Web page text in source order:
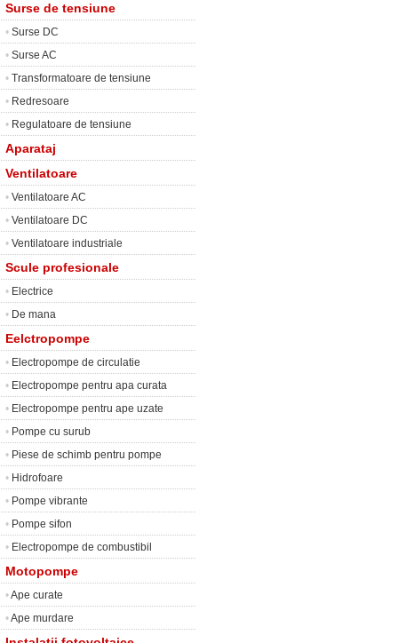
Surse de tensiune
• Surse DC
• Surse AC
• Transformatoare de tensiune
• Redresoare
• Regulatoare de tensiune
Aparataj
Ventilatoare
• Ventilatoare AC
• Ventilatoare DC
• Ventilatoare industriale
Scule profesionale
• Electrice
• De mana
Eelctropompe
• Electropompe de circulatie
• Electropompe pentru apa curata
• Electropompe pentru ape uzate
• Pompe cu surub
• Piese de schimb pentru pompe
• Hidrofoare
• Pompe vibrante
• Pompe sifon
• Electropompe de combustibil
Motopompe
•Ape curate
•Ape murdare